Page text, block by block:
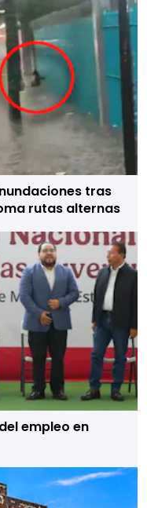
tras
rutas alternas
empleo en